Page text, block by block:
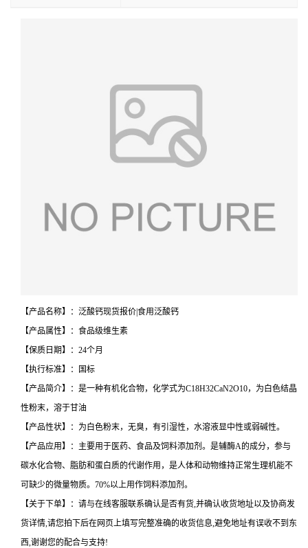
【产品名称】：泛酸钙现货报价|食用泛酸钙
【产品属性】：食品级维生素
【保质日期】：24个月
【执行标准】：国标
【产品简介】：是一种有机化合物，化学式为C18H32CaN2O10，为白色结晶
性粉末，溶于甘油
【产品性状】：为白色粉末，无臭，有引湿性，水溶液显中性或弱碱性。
【产品应用】：主要用于医药、食品及饲料添加剂。是辅酶A的成分，参与
碳水化合物、脂肪和蛋白质的代谢作用，是人体和动物维持正常生理机能不
可缺少的微量物质。70%以上用作饲料添加剂。
【关于下单】：请与在线客服联系确认是否有货,并确认收货地址以及协商发
货详情,请您拍下后在网页上填写完整准确的收货信息,避免地址有误收不到东
西,谢谢您的配合与支持!